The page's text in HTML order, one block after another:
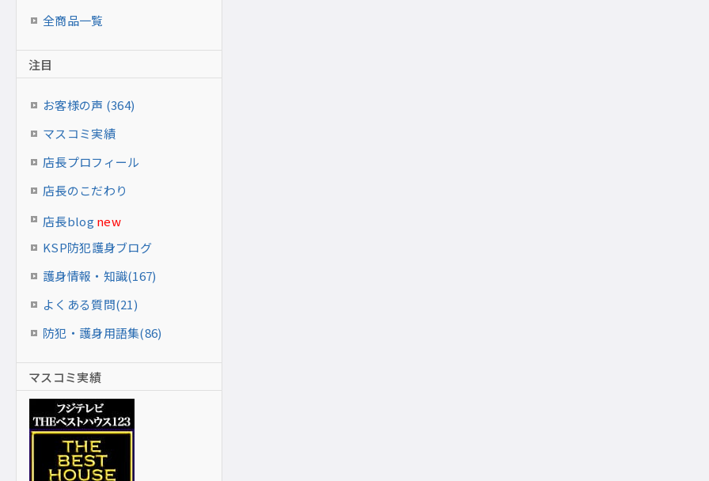
全商品一覧
注目
お客様の声 (364)
マスコミ実績
店長プロフィール
店長のこだわり
店長blog new
KSP防犯護身ブログ
護身情報・知識(167)
よくある質問(21)
防犯・護身用語集(86)
マスコミ実績